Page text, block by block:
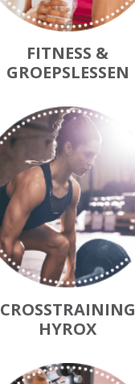
FITNESS &
GROEPSLESSEN
CROSSTRAINING
HYROX